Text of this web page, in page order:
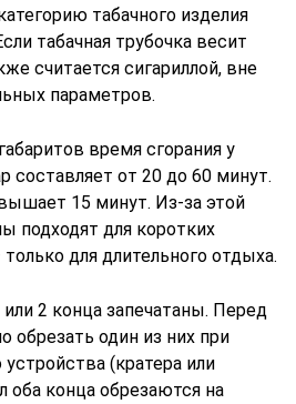
табачного изделия
табачная трубочка весит
считается сигариллой, вне
параметров.
время сгорания у
составляет от 20 до 60 минут.
15 минут. Из-за этой
подходят для коротких
для длительного отдыха.
или 2 конца запечатаны. Перед
обрезать один из них при
(кратера или
оба конца обрезаются на